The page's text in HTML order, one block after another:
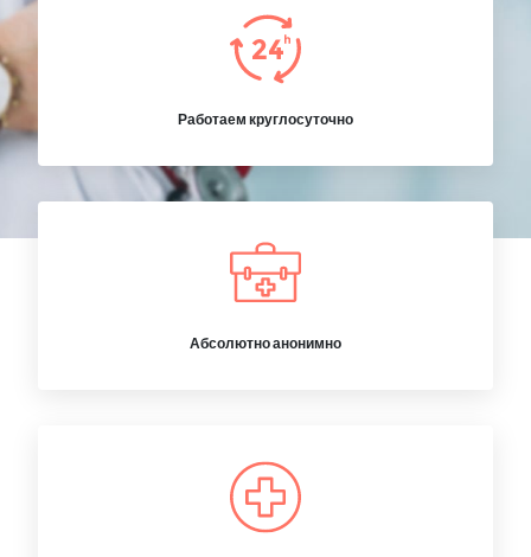
Работаем круглосуточно
Абсолютно анонимно